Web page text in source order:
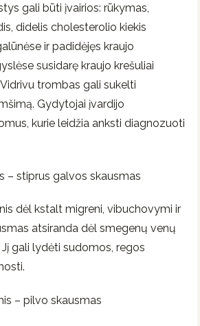
gali būti įvairios: rūkymas,
didelis cholesterolio kiekis
ir padidėjęs kraujo
susidarę kraujo krešuliai
trombas gali sukelti
Gydytojai įvardijo
kurie leidžia anksti diagnozuoti
– stiprus galvos skausmas
dėl kstalt migreni, vibuchovymi ir
atsiranda dėl smegenų venų
gali lydėti sudomos, regos
– pilvo skausmas